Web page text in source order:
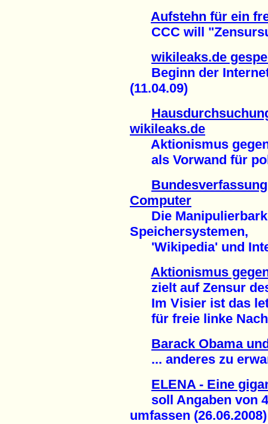
Aufstehn für ein
CCC will
wikileaks.de
Beginn der
(11.04.09)
wikileaks.de
Aktionismus
als Vorwand für
Computer
Die
Speichersystemen,
'Wikipedia' und
Aktionismus
zielt auf Zensur
Im Visier ist das
für freie linke
Barack Obama
... anderes zu
ELENA - Eine
soll Angaben von
umfassen (26.06.2008)